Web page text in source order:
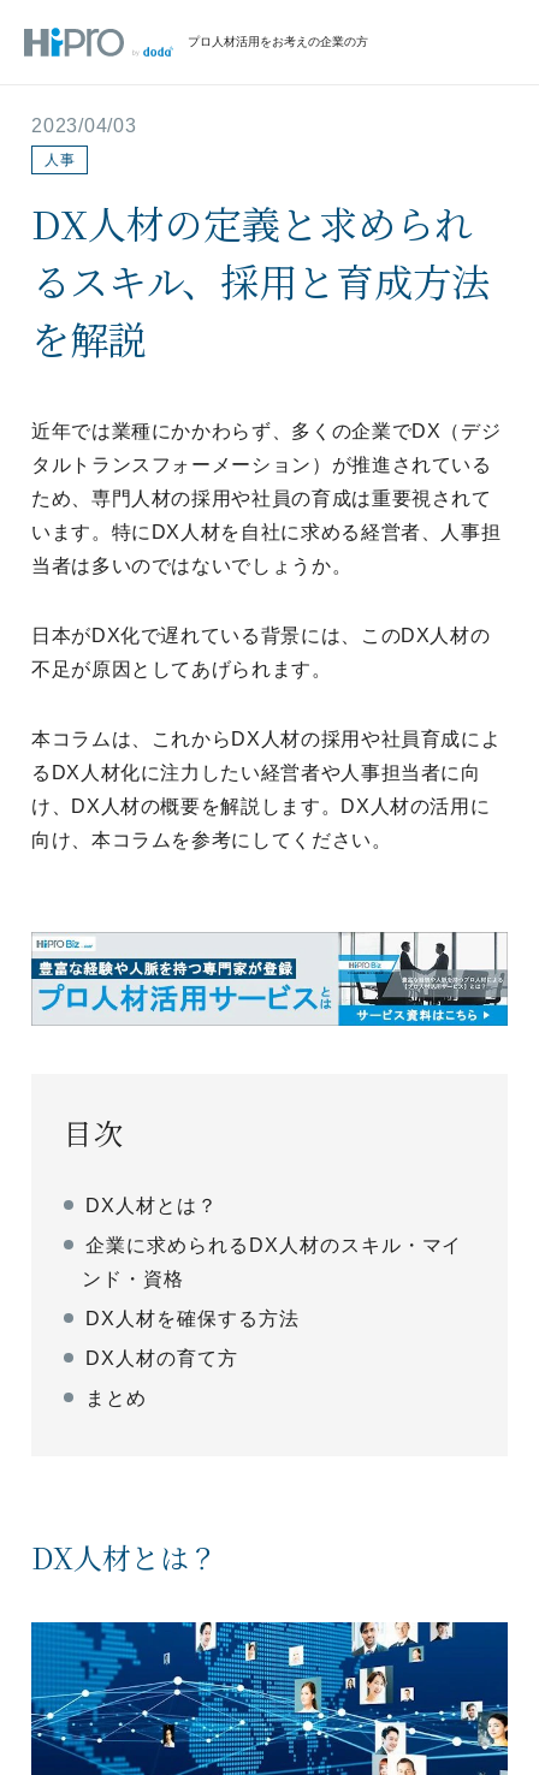
プロ人材活用をお考えの企業の方
2023/04/03
人事
DX人材の定義と求められ
るスキル、採用と育成方法
を解説
近年では業種にかかわらず、多くの企業でDX（デジ
タルトランスフォーメーション）が推進されている
ため、専門人材の採用や社員の育成は重要視されて
います。特にDX人材を自社に求める経営者、人事担
当者は多いのではないでしょうか。
日本がDX化で遅れている背景には、このDX人材の
不足が原因としてあげられます。
本コラムは、これからDX人材の採用や社員育成によ
るDX人材化に注力したい経営者や人事担当者に向
け、DX人材の概要を解説します。DX人材の活用に
向け、本コラムを参考にしてください。
目次
DX人材とは？
企業に求められるDX人材のスキル・マイ
ンド・資格
DX人材を確保する方法
DX人材の育て方
まとめ
DX人材とは？